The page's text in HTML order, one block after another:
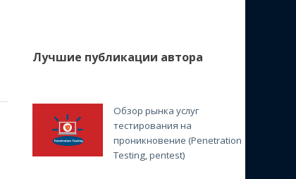
Лучшие публикации автора
Обзор рынка услуг
тестирования на
проникновение (Penetration
Testing, pentest)